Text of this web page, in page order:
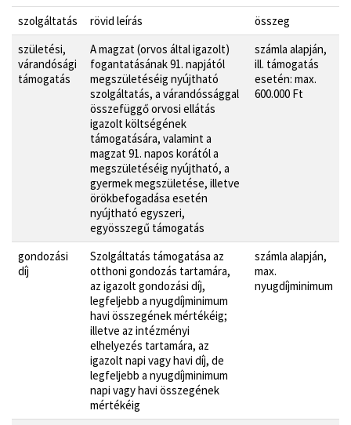
szolgáltatás
rövid leírás
összeg
születési,
várandósági
támogatás
A magzat (orvos által igazolt)
fogantatásának 91. napjától
megszületéséig nyújtható
szolgáltatás, a várandóssággal
összefüggő orvosi ellátás
igazolt költségének
támogatására, valamint a
magzat 91. napos korától a
megszületéséig nyújtható, a
gyermek megszületése, illetve
örökbefogadása esetén
nyújtható egyszeri,
egyösszegű támogatás
számla alapján,
ill. támogatás
esetén: max.
600.000 Ft
gondozási
díj
Szolgáltatás támogatása az
otthoni gondozás tartamára,
az igazolt gondozási díj,
legfeljebb a nyugdíjminimum
havi összegének mértékéig;
illetve az intézményi
elhelyezés tartamára, az
igazolt napi vagy havi díj, de
legfeljebb a nyugdíjminimum
napi vagy havi összegének
mértékéig
számla alapján,
max.
nyugdíjminimum